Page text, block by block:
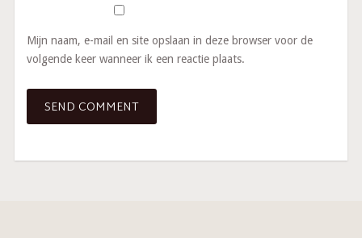
Mijn naam, e-mail en site opslaan in deze browser voor de
volgende keer wanneer ik een reactie plaats.